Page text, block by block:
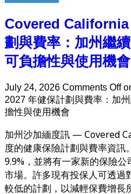
Covered California
劃與費率：加州繼
可負擔性與使用機會
July 24, 2026 Comments Off
2027 年健保計劃與費率：加
擔性與使用機會
加州沙加緬度訊 — Covered
度的健康保險計劃與費率資訊
9.9%，並將有一家新的保險
市場。許多現有投保人可透過
較低的計劃，以減輕保費增長